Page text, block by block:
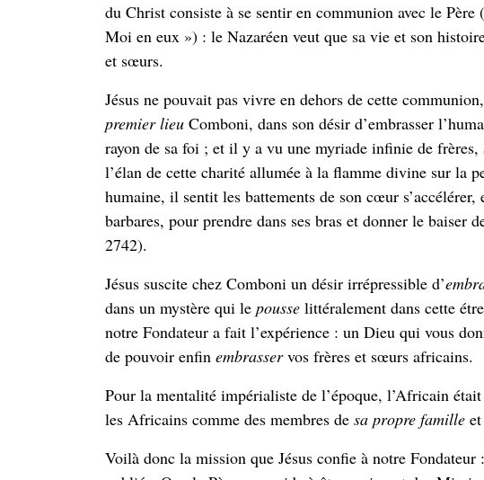
du Christ consiste à se sentir en communion avec le
Moi en eux ») : le Nazaréen veut que sa vie et son
et sœurs.
Jésus ne pouvait pas vivre en dehors de cette
premier lieu Comboni, dans son désir d’embrasser
rayon de sa foi ; et il y a vu une myriade infinie de
l’élan de cette charité allumée à la flamme divine sur la
humaine, il sentit les battements de son cœur
barbares, pour prendre dans ses bras et donner le baiser
2742).
Jésus suscite chez Comboni un désir irrépressible d’
dans un mystère qui le pousse littéralement dans cette
notre Fondateur a fait l’expérience : un Dieu qui vous
de pouvoir enfin embrasservos frères et sœurs africains.
Pour la mentalité impérialiste de l’époque, l’Africain
les Africains comme des membres de sa propre famille
Voilà donc la mission que Jésus confie à notre Fondateur :